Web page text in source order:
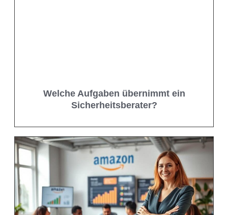
Welche Aufgaben übernimmt ein
Sicherheitsberater?